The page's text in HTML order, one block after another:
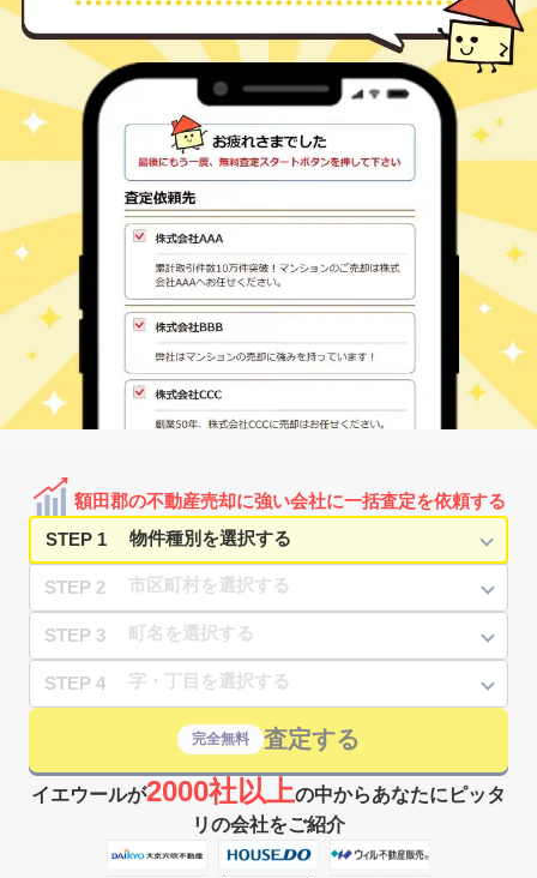
額田郡の不動産売却に強い会社に一括査定を依頼する
STEP 1
STEP 2
STEP 3
STEP 4
完全無料 査定する
イエウールが2000社以上の中からあなたにピッタ
リの会社をご紹介